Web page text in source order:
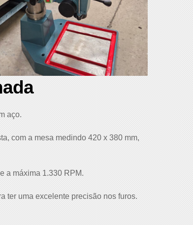
aço.
com a mesa medindo 420 x 380 mm,
a máxima 1.330 RPM.
ter uma excelente precisão nos furos.